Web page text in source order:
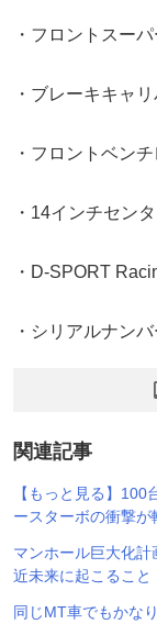
・フロントスー
・ブレーキキャ
・フロントベン
・14インチセン
・D-SPORT
・シリアルナン
関連記事
【もっと見る】
ースターボの衝撃が
マンホール巨大化
近未来に起こること
同じMT車でもかな